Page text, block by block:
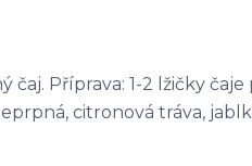
Příprava: 1-2 lžičky
citronová tráva,